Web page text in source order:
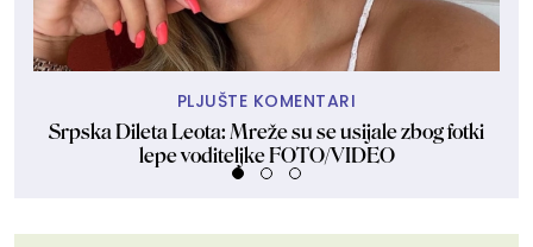
PLJUŠTE KOMENTARI
Srpska Dileta Leota: Mreže su se usijale zbog fotki
lepe voditeljke FOTO/VIDEO